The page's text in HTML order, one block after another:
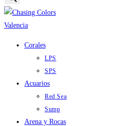
Corales
LPS
SPS
Acuarios
Red Sea
Sump
Arena y Rocas